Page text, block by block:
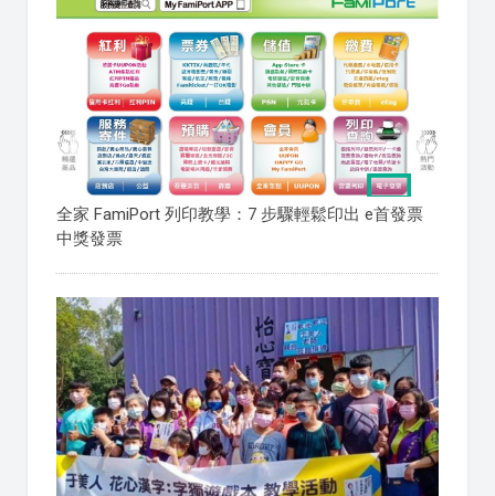
全家 FamiPort 列印教學：7 步驟輕鬆印出 e首發票
中獎發票